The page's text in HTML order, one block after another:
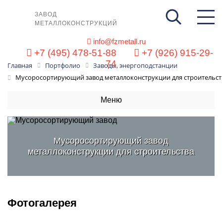
ЗАВОД
МЕТАЛЛОКОНСТРУКЦИЙ
info@fzmetall.ru
+7 (495) 478-51-88
+7 (926) 915-29-
74
Главная Портфолио
Заводы, энергоподстанции
Мусоросортирующий завод металлоконструкции для
Меню
Мусоросортирующий завод
металлоконструкции для строительства
Фотогалерея